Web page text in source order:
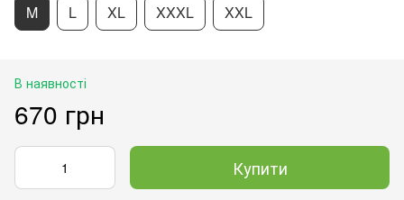
M L XL XXXL XXL
В наявності
670 грн
Купити